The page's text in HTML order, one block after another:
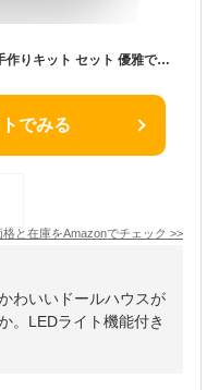
moin moin ドールハウス ミニチュア 手作りキット セット 優雅で静寂な 和 の 別荘 二階建て おしゃれ モダン 丁寧な暮らし LEDライト + アクリルケース + オルゴール 2112dh305
でみる
格と在庫をAmazonでチェック >>
わいいドールハウスが
。LEDライト機能付き